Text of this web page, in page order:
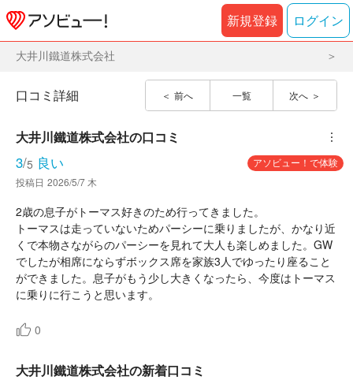
新規登録 ログイン
大井川鐵道株式会社
前へ 一覧 次へ
口コミ詳細
大井川鐵道株式会社の口コミ ︙
3/5 良い
アソビュー！で体験
投稿日 2026/5/7 木
2歳の息子がトーマス好きのため行ってきました。
トーマスは走っていないためパーシーに乗りましたが、かなり近
くで本物さながらのパーシーを見れて大人も楽しめました。GW
でしたが相席にならずボックス席を家族3人でゆったり座ること
ができました。息子がもう少し大きくなったら、今度はトーマス
に乗りに行こうと思います。
0
大井川鐵道株式会社の新着口コミ